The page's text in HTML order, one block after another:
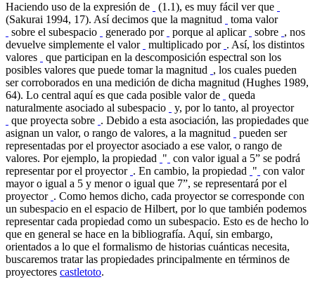
Haciendo uso de la expresión de
(1.1), es muy fácil ver que
(Sakurai 1994, 17). Así decimos que la magnitud
toma valor
sobre el subespacio
generado por porque al aplicar sobre , nos
devuelve simplemente el valor
multiplicado por . Así, los distintos
valores
que participan en la descomposición espectral son los
posibles valores que puede tomar la magnitud , los cuales pueden
ser corroborados en una medición de dicha magnitud (Hughes 1989,
64). Lo central aquí es que cada posible valor de
queda
naturalmente asociado al subespacio
y, por lo tanto, al proyector
que proyecta sobre . Debido a esta asociación, las propiedades que
asignan un valor, o rango de valores, a la magnitud
pueden ser
representadas por el proyector asociado a ese valor, o rango de
valores. Por ejemplo, la propiedad " con valor igual a 5” se podrá
representar por el proyector . En cambio, la propiedad " con valor
mayor o igual a 5 y menor o igual que 7”, se representará por el
proyector . Como hemos dicho, cada proyector se corresponde con
un subespacio en el espacio de Hilbert, por lo que también podemos
representar cada propiedad como un subespacio. Esto es de hecho lo
que en general se hace en la bibliografía. Aquí, sin embargo,
orientados a lo que el formalismo de historias cuánticas necesita,
buscaremos tratar las propiedades principalmente en términos de
proyectores castletoto.